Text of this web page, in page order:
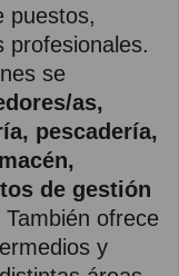
puestos,
profesionales.
se
as,
pescadería,
de gestión
También ofrece
y